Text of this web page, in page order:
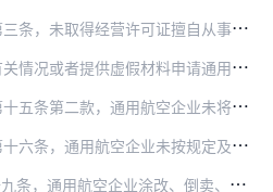
通用航空活动的，或者违反本规定第四条，通用航空企业超出经营许可证载明的经营范围从事经营性通用航空活动的，由民航局…
空经营许可的，民航地区管理局不予受理或者不予许可，并给予警告；申请人在1年内不得再次申请通用航空经营许可。
可证正本置于企业住所或者营业场所醒目位置的，由民航局或者民航地区管理局责令其限期改正；拒不改正的，给予警告，并处…
理经营许可证变更手续的，由民航局或者民航地区管理局责令其限期改正；拒不改正的，给予警告，并处3万元以下的罚款。
者以其他形式非法转让经营许可证的，由民航局或者民航地区管理局责令其限期改正；拒不改正的，给予警告，并处3…